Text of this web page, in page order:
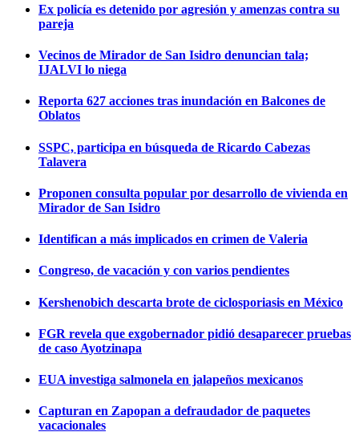
Ex policía es detenido por agresión y amenzas contra su
pareja
Vecinos de Mirador de San Isidro denuncian tala;
IJALVI lo niega
Reporta 627 acciones tras inundación en Balcones de
Oblatos
SSPC, participa en búsqueda de Ricardo Cabezas
Talavera
Proponen consulta popular por desarrollo de vivienda en
Mirador de San Isidro
Identifican a más implicados en crimen de Valeria
Congreso, de vacación y con varios pendientes
Kershenobich descarta brote de ciclosporiasis en México
FGR revela que exgobernador pidió desaparecer pruebas
de caso Ayotzinapa
EUA investiga salmonela en jalapeños mexicanos
Capturan en Zapopan a defraudador de paquetes
vacacionales